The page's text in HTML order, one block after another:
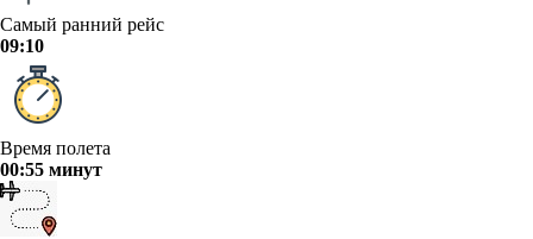
Самый ранний рейс
09:10
Время полета
00:55 минут